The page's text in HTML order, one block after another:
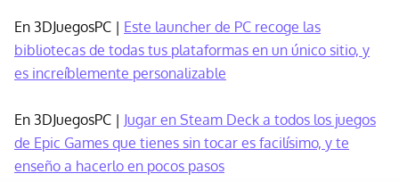
En 3DJuegosPC | Este launcher de PC recoge las
bibliotecas de todas tus plataformas en un único sitio, y
es increíblemente personalizable
En 3DJuegosPC | Jugar en Steam Deck a todos los juegos
de Epic Games que tienes sin tocar es facilísimo, y te
enseño a hacerlo en pocos pasos